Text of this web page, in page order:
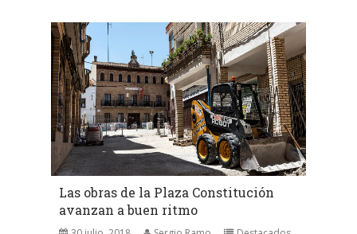
Las obras de la Plaza Constitución
avanzan a buen ritmo